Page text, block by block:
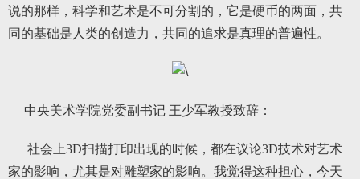
说的那样，科学和艺术是不可分割的，它是硬币的两面，共
同的基础是人类的创造力，共同的追求是真理的普遍性。
中央美术学院党委副书记 王少军教授致辞：
社会上3D扫描打印出现的时候，都在议论3D技术对艺术
家的影响，尤其是对雕塑家的影响。我觉得这种担心，今天